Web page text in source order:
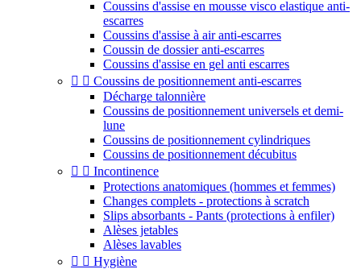
Coussins d'assise en mousse visco elastique anti-
escarres
Coussins d'assise à air anti-escarres
Coussin de dossier anti-escarres
Coussins d'assise en gel anti escarres
  Coussins de positionnement anti-escarres
Décharge talonnière
Coussins de positionnement universels et demi-
lune
Coussins de positionnement cylindriques
Coussins de positionnement décubitus
  Incontinence
Protections anatomiques (hommes et femmes)
Changes complets - protections à scratch
Slips absorbants - Pants (protections à enfiler)
Alèses jetables
Alèses lavables
  Hygiène